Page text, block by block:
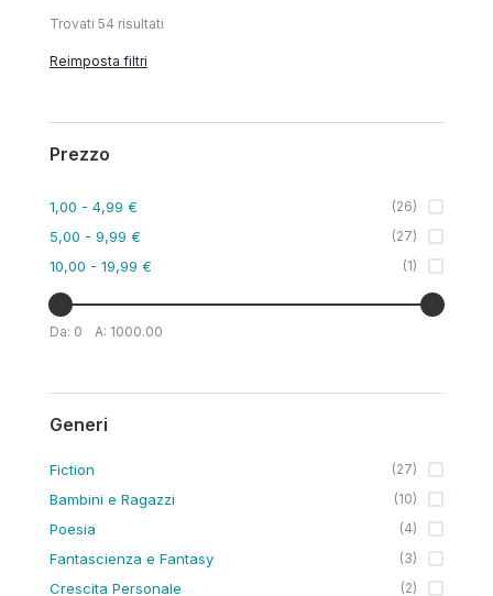
Trovati 54 risultati
Reimposta filtri
Prezzo
1,00 - 4,99 € (26)
5,00 - 9,99 € (27)
10,00 - 19,99 € (1)
Da: 0 A: 1000.00
Generi
Fiction (27)
Bambini e Ragazzi (10)
Poesia (4)
Fantascienza e Fantasy (3)
Crescita Personale (2)